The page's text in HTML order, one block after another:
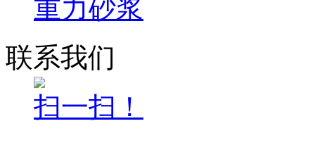
重力砂浆
联系我们
扫一扫！